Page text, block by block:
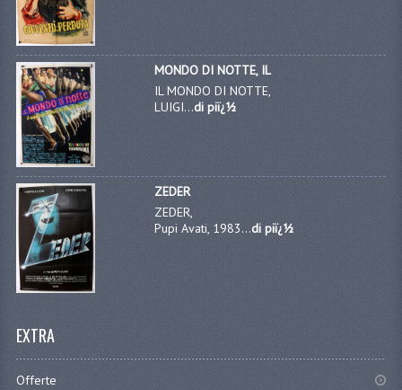
MONDO DI NOTTE, IL
IL MONDO DI NOTTE,
LUIGI...di piï¿½
ZEDER
ZEDER,
Pupi Avati, 1983...di piï¿½
EXTRA
Offerte